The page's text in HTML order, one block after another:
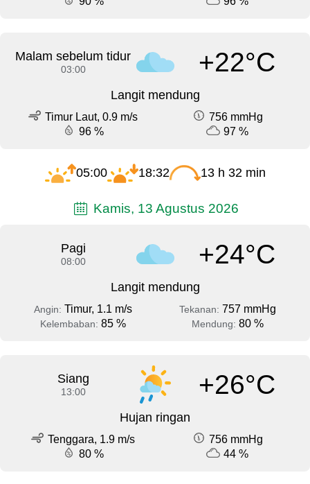
Malam sebelum tidur
03:00 +22°C
Langit mendung
Timur Laut, 0.9 m/s
756 mmHg
96 %
97 %
05:00 18:32 13 h 32 min
Kamis, 13 Agustus 2026
Pagi
08:00 +24°C
Langit mendung
Angin: Timur, 1.1 m/s Tekanan: 757 mmHg
Kelembaban: 85 % Mendung: 80 %
Siang
13:00 +26°C
Hujan ringan
Tenggara, 1.9 m/s
756 mmHg
80 %
44 %